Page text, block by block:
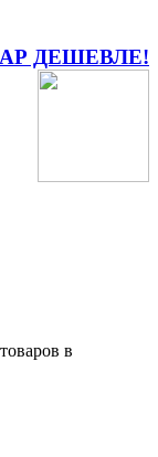
ДЕШЕВЛЕ!
в